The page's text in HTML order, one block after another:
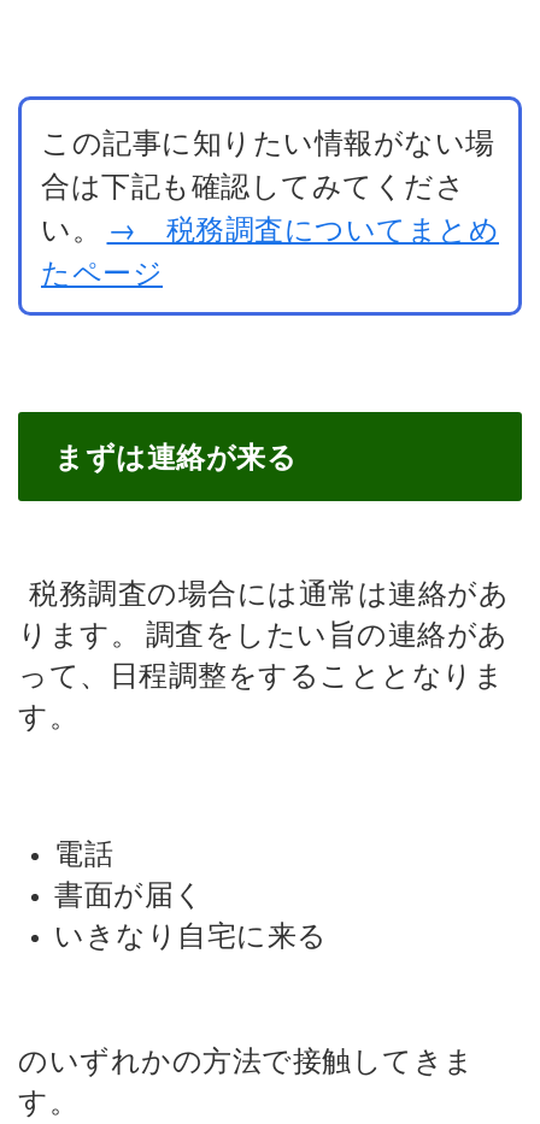
この記事に知りたい情報がない場
合は下記も確認してみてくださ
い。
→ 税務調査についてまとめ
たページ
まずは連絡が来る
税務調査の場合には通常は連絡があ
ります。 調査をしたい旨の連絡があ
って、日程調整をすることとなりま
す。
電話
書面が届く
いきなり自宅に来る
のいずれかの方法で接触してきま
す。